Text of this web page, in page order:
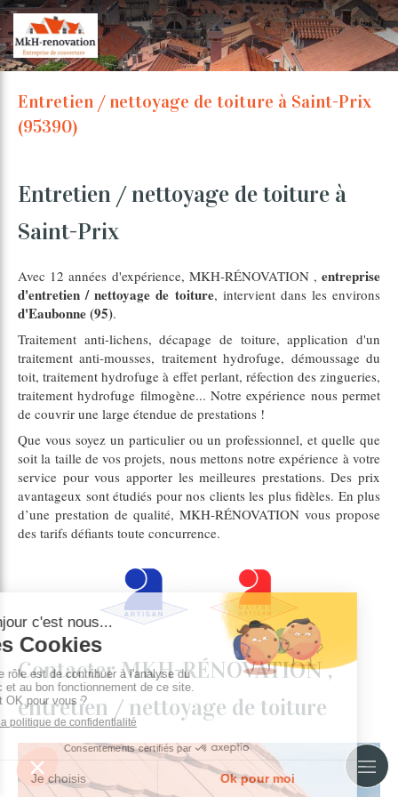
Entretien / nettoyage de toiture à Saint-Prix
(95390)
Entretien / nettoyage de toiture à
Saint-Prix
Avec 12 années d'expérience, MKH-RÉNOVATION , entreprise
d'entretien / nettoyage de toiture, intervient dans les environs
d'Eaubonne (95).
Traitement anti-lichens, décapage de toiture, application d'un
traitement anti-mousses, traitement hydrofuge, démoussage du
toit, traitement hydrofuge à effet perlant, réfection des zingueries,
traitement hydrofuge filmogène... Notre expérience nous permet
de couvrir une large étendue de prestations !
Que vous soyez un particulier ou un professionnel, et quelle que
soit la taille de vos projets, nous mettons notre expérience à votre
service pour vous apporter les meilleures prestations. Des prix
avantageux sont étudiés pour nos clients les plus fidèles. En plus
d’une prestation de qualité, MKH-RÉNOVATION vous propose
des tarifs défiants toute concurrence.
Contacter MKH-RÉNOVATION ,
entretien / nettoyage de toiture